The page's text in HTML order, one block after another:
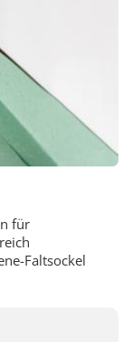
für
Faltsockel